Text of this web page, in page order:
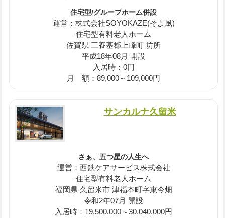
住宅型/グループホーム併設
運営：株式会社SOYOKAZE(そよ風)
住宅型有料老人ホーム
佐賀県 三養基郡上峰町 坊所
平成18年08月 開設
入居時：0円
月 額：89,000～109,000円
サンカルナ久留米
さぁ、五つ星の人生へ
運営：西鉄ケアサービス株式会社
住宅型有料老人ホーム
福岡県 久留米市 津福本町字東今畑
令和2年07月 開設
入居時：19,500,000～30,040,000円